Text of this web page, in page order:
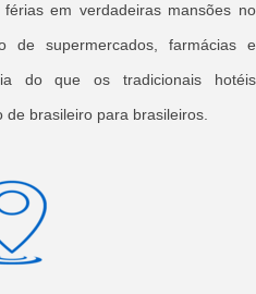
em verdadeiras mansões no
de supermercados, farmácias e
do que os tradicionais hotéis
brasileiro para brasileiros.